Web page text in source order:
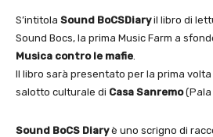
S’intitola Sound BoCSDiaryil libro di
Sound Bocs, la prima Music Farm a
Musica contro le mafie.
Il libro sarà presentato per la prima volta
salotto culturale di Casa Sanremo(Pala
Sound BoCS Diaryè uno scrigno di